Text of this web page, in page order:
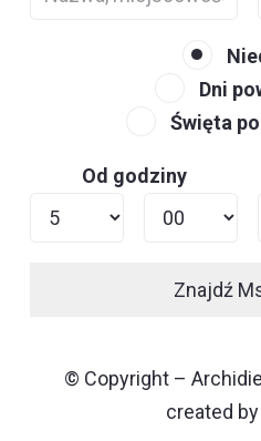
Dni
Święta
Od godziny
Znajdź
© Copyright –
created by